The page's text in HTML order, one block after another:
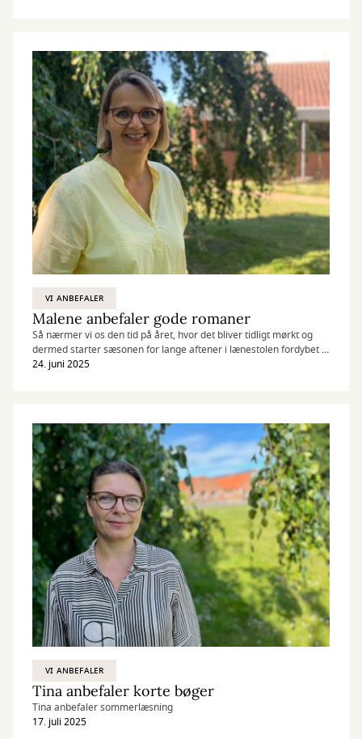
VI ANBEFALER
Malene anbefaler gode romaner
Så nærmer vi os den tid på året, hvor det bliver tidligt mørkt og
dermed starter sæsonen for lange aftener i lænestolen fordybet i
en god bog. Her er mine forslag til gode læseoplevelser:
24. juni 2025
VI ANBEFALER
Tina anbefaler korte bøger
Tina anbefaler sommerlæsning
17. juli 2025